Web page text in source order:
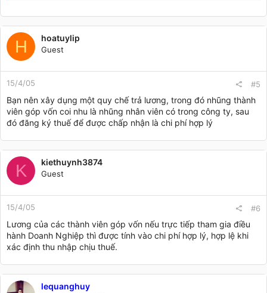
H hoatuylip
Guest
15/4/05 #5
Bạn nên xây dụng một quy chế trả lương, trong đó nhũng thành
viên góp vốn coi nhu là nhũng nhân viên có trong công ty, sau
đó đăng ký thuế để được chấp nhận là chi phí hợp lý
K kiethuynh3874
Guest
15/4/05 #6
Lương của các thành viên góp vốn nếu trực tiếp tham gia điều
hành Doanh Nghiệp thì được tính vào chi phí hợp lý, hợp lệ khi
xác định thu nhập chịu thuế.
lequanghuy